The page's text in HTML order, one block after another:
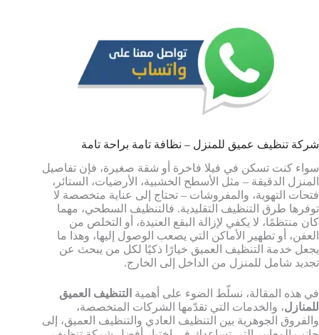
شركة تنظيف عميق للمنزل – نظافة تامة براحة تامة
سواء كنت تسكن في فيلا فاخرة أو شقة صغيرة، فإن تفاصيل
المنزل الدقيقة – مثل الأسطح الخشبية، الأرضيات، الستائر،
فتحات التهوية، والمفروشات – تحتاج إلى عناية متخصصة لا
توفرها طرق التنظيف التقليدية. فالتنظيف السطحي، مهما
كان منتظمًا، لا يكفي لإزالة البقع العنيدة، أو التخلص من
العفن، أو تطهير الأماكن التي يصعب الوصول إليها، وهذا ما
يجعل خدمة التنظيف العميق خيارًا ذكيًا لكل من يبحث عن
تجديد شامل للمنزل من الداخل إلى الخارج.
في هذه المقالة، نسلّط الضوء على أهمية التنظيف العميق
للمنازل، والخدمات التي تقدّمها الشركات المتخصصة،
والفروق الجوهرية بين التنظيف العادي والتنظيف العميق، إلى